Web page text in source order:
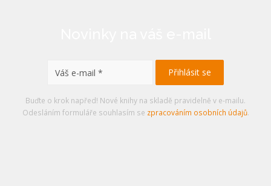
Buďte o krok napřed! Nové knihy na skladě pravidelně v e-mailu.
Odesláním formuláře souhlasím se zpracováním osobních údajů.